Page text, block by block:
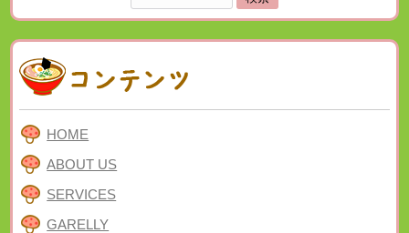
索:
HOME
ABOUT US
SERVICES
GARELLY